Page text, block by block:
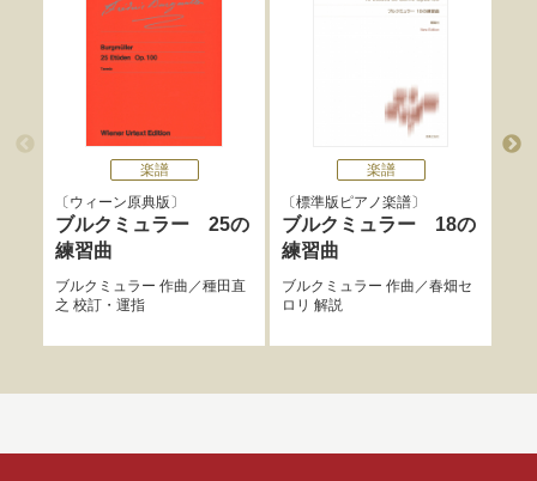
楽譜
ウィーン原典版
ブルクミュラー 25の
練習曲
ブルクミュラー 作曲／種田直
之 校訂・運指
楽譜
標準版ピアノ楽譜
ブルクミュラー 18の
練習曲
ブルクミュラー 作曲／春畑セ
ロリ 解説